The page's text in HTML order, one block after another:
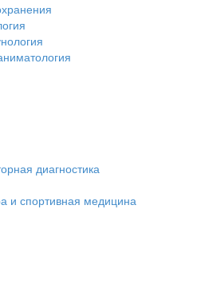
диагностика
и спортивная медицина